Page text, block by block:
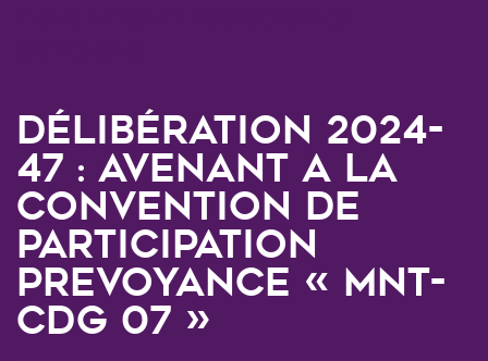
Délibération 2024-
47 : AVENANT A LA
CONVENTION DE
PARTICIPATION
PREVOYANCE « MNT-
CDG 07 »